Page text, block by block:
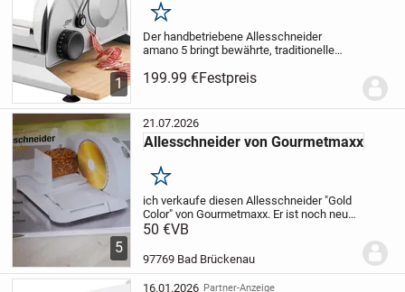
1
Merken
Der handbetriebene Allesschneider
amano 5 bringt bewährte, traditionelle
technischen Know-how und elegantem
Design mit. Das Gerät wird mit einer
199.99 €Festpreis
5
21.07.2026
Allesschneider von Gourmetmaxx
Merken
ich verkaufe diesen Allesschneider "Gold
Color" von Gourmetmaxx. Er ist noch neu,
unbenutzt und originalverpackt.
mehr.Schnittdicke 0 - 15 mm auf einer...
50 €VB
97769 Bad Brückenau
16.01.2026 Partner-Anzeige